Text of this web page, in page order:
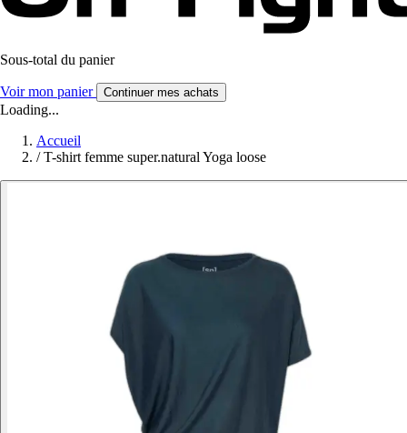
Sous-total du panier
Voir mon panier Continuer mes achats
Loading...
Accueil
/ T-shirt femme super.natural Yoga loose